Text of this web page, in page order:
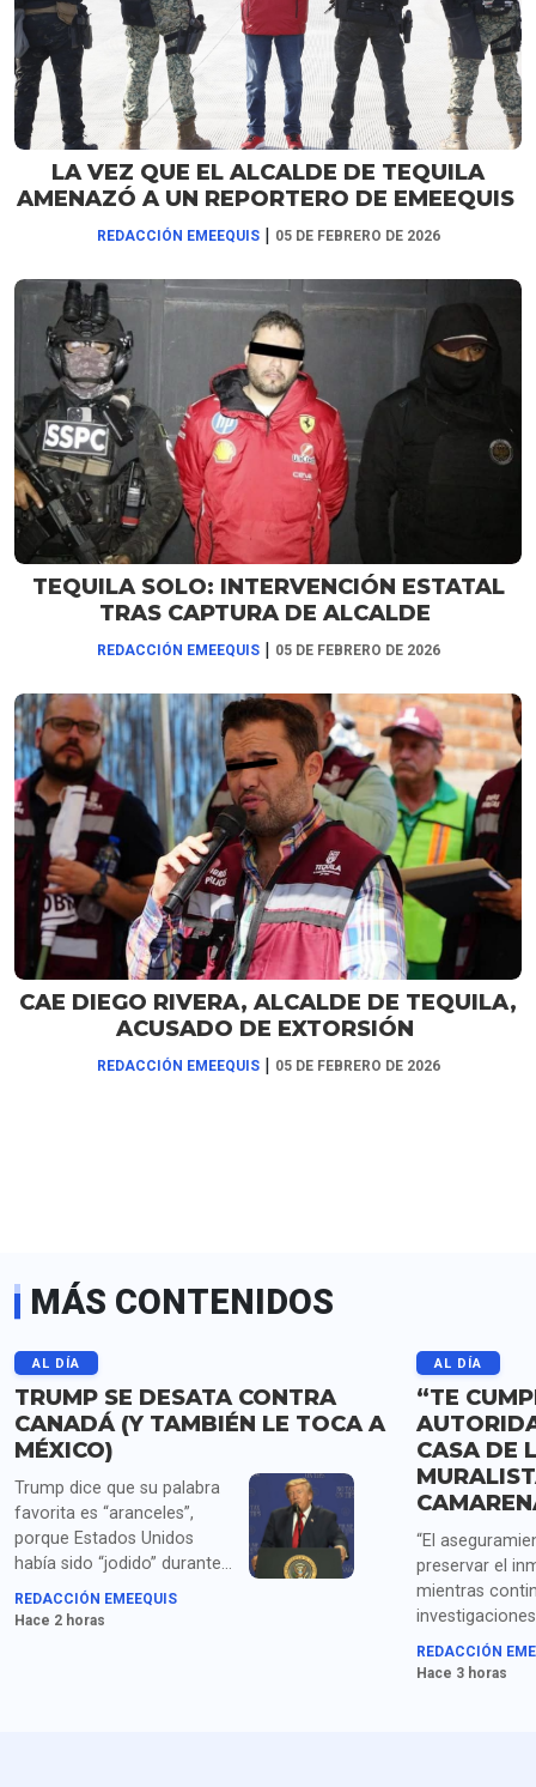
LA VEZ QUE EL ALCALDE DE TEQUILA
AMENAZÓ A UN REPORTERO DE EMEEQUIS
REDACCIÓN EMEEQUIS | 05 DE FEBRERO DE 2026
TEQUILA SOLO: INTERVENCIÓN ESTATAL
TRAS CAPTURA DE ALCALDE
REDACCIÓN EMEEQUIS | 05 DE FEBRERO DE 2026
CAE DIEGO RIVERA, ALCALDE DE TEQUILA,
ACUSADO DE EXTORSIÓN
REDACCIÓN EMEEQUIS | 05 DE FEBRERO DE 2026
MÁS CONTENIDOS
AL DÍA
TRUMP SE DESATA CONTRA
CANADÁ (Y TAMBIÉN LE TOCA A
MÉXICO)
Trump dice que su palabra
favorita es “aranceles”,
porque Estados Unidos
había sido “jodido” durante
años por China, Japón,
Corea del Sur, Alemania,
REDACCIÓN EMEEQUIS
Hace 2 horas
AL DÍA
“TE
CASA DE
“El
preservar el
mientras
fiscalía
González
REDACCIÓN
Hace 3 horas